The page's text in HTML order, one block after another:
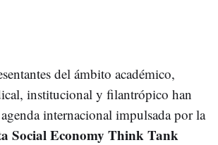
del ámbito académico,
institucional y filantrópico han
internacional impulsada por la
Social Economy Think Tank